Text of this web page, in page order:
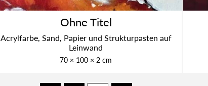
Ohne Titel
Acryl­far­be, Sand, Papier und Struk­tur­pas­ten auf
Lein­wand
70 × 100 × 2 cm